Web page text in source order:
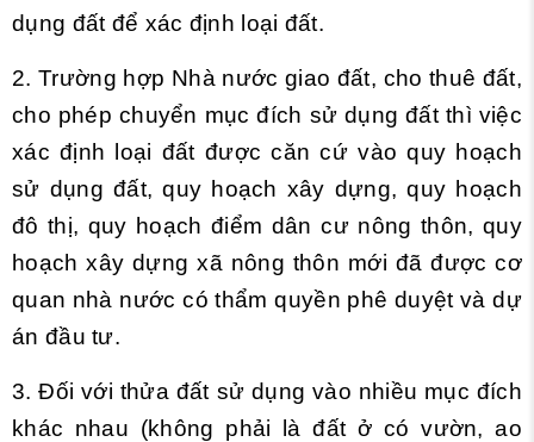
dụng đất để xác định loại đất.
2. Trường hợp Nhà nước giao đất, cho thuê đất,
cho phép chuyển mục đích sử dụng đất thì việc
xác định loại đất được căn cứ vào quy hoạch
sử dụng đất, quy hoạch xây dựng, quy hoạch
đô thị, quy hoạch điểm dân cư nông thôn, quy
hoạch xây dựng xã nông thôn mới đã được cơ
quan nhà nước có thẩm quyền phê duyệt và dự
án đầu tư.
3. Đối với thửa đất sử dụng vào nhiều mục đích
khác nhau (không phải là đất ở có vườn, ao